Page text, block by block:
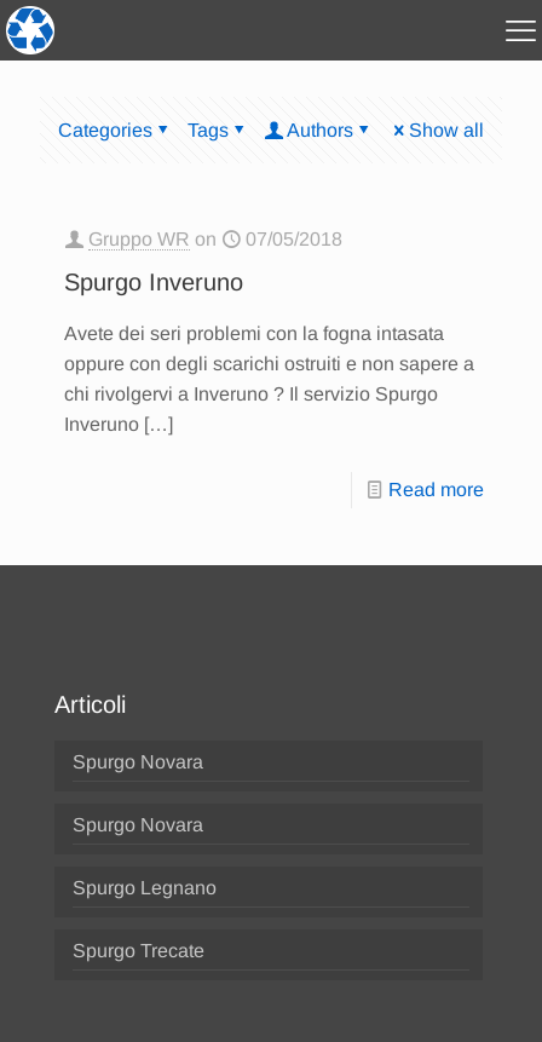
Categories Tags Authors Show all
Gruppo WR on 07/05/2018
Spurgo Inveruno
Avete dei seri problemi con la fogna intasata
oppure con degli scarichi ostruiti e non sapere a
chi rivolgervi a Inveruno ? Il servizio Spurgo
Inveruno […]
Read more
Articoli
Spurgo Novara
Spurgo Novara
Spurgo Legnano
Spurgo Trecate